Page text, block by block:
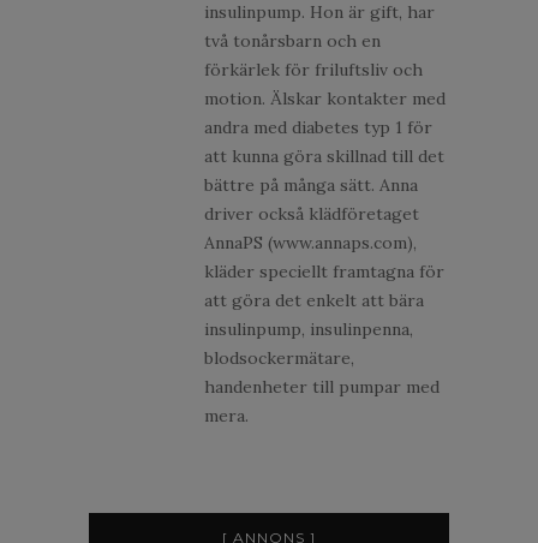
insulinpump. Hon är gift, har
två tonårsbarn och en
förkärlek för friluftsliv och
motion. Älskar kontakter med
andra med diabetes typ 1 för
att kunna göra skillnad till det
bättre på många sätt. Anna
driver också klädföretaget
AnnaPS (www.annaps.com),
kläder speciellt framtagna för
att göra det enkelt att bära
insulinpump, insulinpenna,
blodsockermätare,
handenheter till pumpar med
mera.
[ ANNONS ]